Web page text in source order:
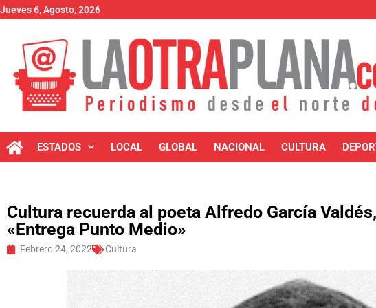
Jueves 6, Agosto, 2026
ESTADOS LOCAL GLOBAL NACIONAL CULTURA
Cultura recuerda al poeta Alfredo García
«Entrega Punto Medio»
Febrero 24, 2022 Cultura